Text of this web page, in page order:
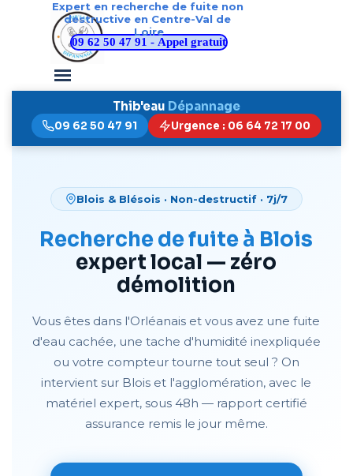
Aller au contenu
09 62 50 47 91 - Appel gratuit
Expert en recherche de fuite non
destructive en Centre-Val de
Loire
Thib'eau Dépannage
09 62 50 47 91 Urgence : 06 64 72 17 00
Blois & Blésois · Non-destructif · 7j/7
Recherche de fuite à Blois
expert local — zéro
démolition
Vous êtes dans l'Orléanais et vous avez une fuite
d'eau cachée, une tache d'humidité inexpliquée
ou votre compteur tourne tout seul ? On
intervient sur Blois et l'agglomération, avec le
matériel expert, sous 48h — rapport certifié
assurance remis le jour même.